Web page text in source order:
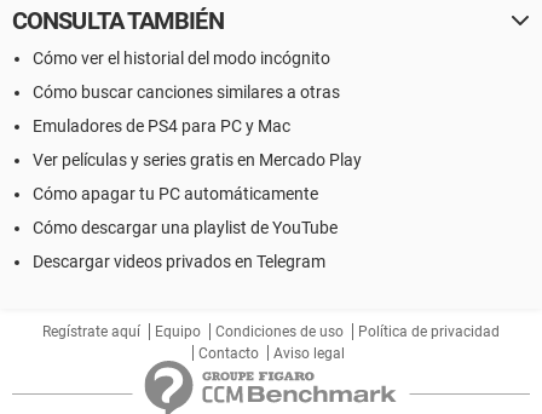
CONSULTA TAMBIÉN
Cómo ver el historial del modo incógnito
Cómo buscar canciones similares a otras
Emuladores de PS4 para PC y Mac
Ver películas y series gratis en Mercado Play
Cómo apagar tu PC automáticamente
Cómo descargar una playlist de YouTube
Descargar videos privados en Telegram
Regístrate aquí Equipo Condiciones de uso
Política de privacidad
Contacto
Aviso legal